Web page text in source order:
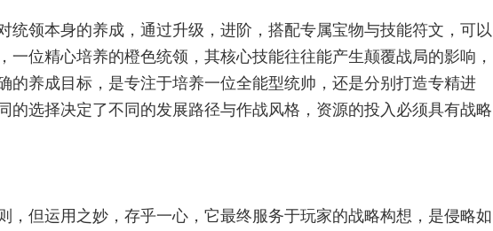
统领本身的养成，通过升级，进阶，搭配专属宝物与技能符文，可以
一位精心培养的橙色统领，其核心技能往往能产生颠覆战局的影响，
的养成目标，是专注于培养一位全能型统帅，还是分别打造专精进
的选择决定了不同的发展路径与作战风格，资源的投入必须具有战略
，但运用之妙，存乎一心，它最终服务于玩家的战略构想，是侵略如